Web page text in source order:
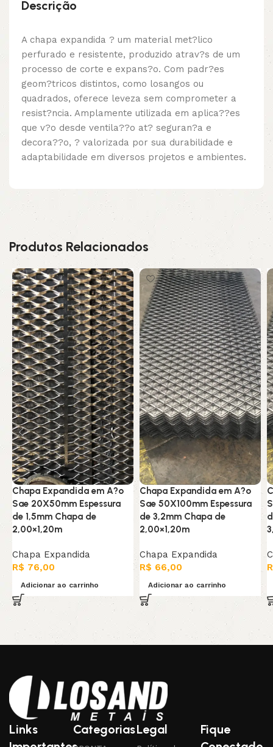
Descrição
A chapa expandida ? um material met?lico
perfurado e resistente, produzido atrav?s de um
processo de corte e expans?o. Com padr?es
geom?tricos distintos, como losangos ou
quadrados, oferece leveza sem comprometer a
resist?ncia. Amplamente utilizada em aplica??es
que v?o desde ventila??o at? seguran?a e
decora??o, ? valorizada por sua durabilidade e
adaptabilidade em diversos projetos e ambientes.
Produtos Relacionados
Chapa Expandida em A?o
Sae 20X50mm Espessura
de 1,5mm Chapa de
2,00×1,20m
Chapa Expandida
R$ 76,00
Adicionar ao carrinho
Chapa Expandida em A?o
Sae 50X100mm Espessura
de 3,2mm Chapa de
2,00×1,20m
Chapa Expandida
R$ 66,00
Adicionar ao carrinho
Links
CategoriasLegal
Fique